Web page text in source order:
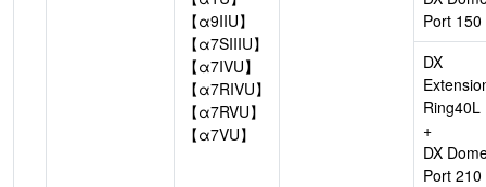
【α9IIU】
【α7SIIIU】
【α7IVU】
【α7RIVU】
【α7RVU】
【α7VU】
Port 150
DX
Ring40L
+
DX
Port 210